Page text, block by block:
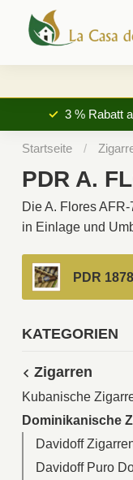
3 % Rabatt
Startseite /
PDR A.
Die A. Flores
in Einlage und
PDR
KATEGORIEN
Zigarren
Kubanische
Dominikanische
Davidoff
Davidoff Puro